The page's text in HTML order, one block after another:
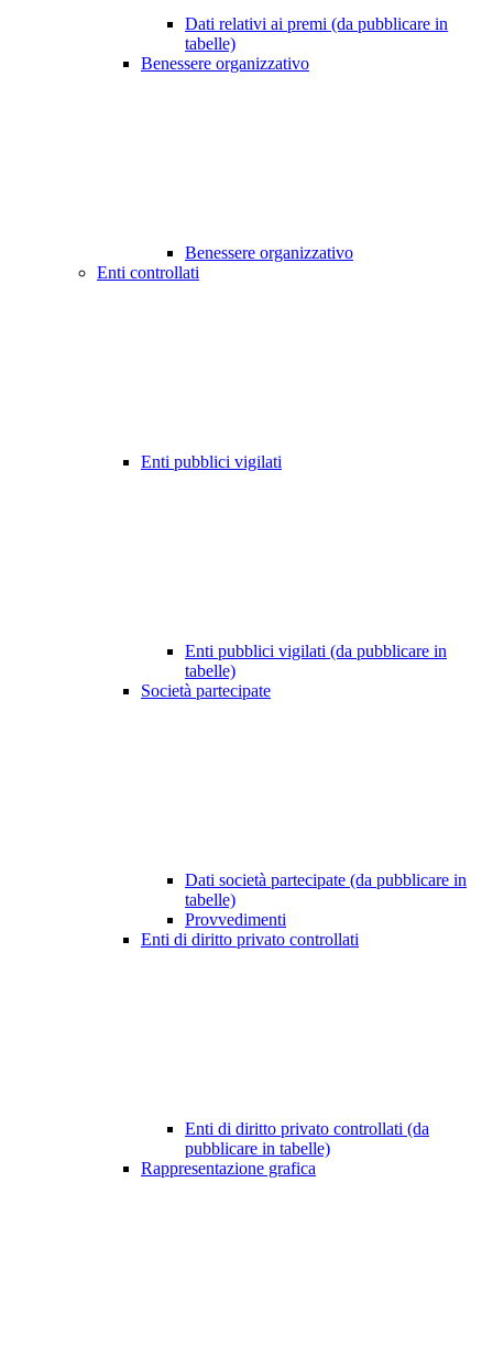
Dati relativi ai premi (da pubblicare in
tabelle)
Benessere organizzativo
Benessere organizzativo
Enti controllati
Enti pubblici vigilati
Enti pubblici vigilati (da pubblicare in
tabelle)
Società partecipate
Dati società partecipate (da pubblicare in
tabelle)
Provvedimenti
Enti di diritto privato controllati
Enti di diritto privato controllati (da
pubblicare in tabelle)
Rappresentazione grafica